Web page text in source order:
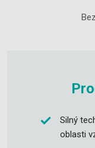
Silný
oblasti